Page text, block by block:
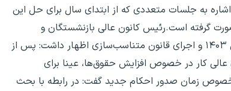
به جلسات متعددی که از ابتدای سال برای حل این
گرفته است.رئیس کانون عالی بازنشستگان و
مستمری‌بگیران تامین اجتماعی کشور، در خصوص آخرین وضعیت افزایش حقوق سال ۱۴۰۳ و اجرای قانون متناسب‌سازی اظهار داشت: پس از
کار در خصوص افزایش حقوق‌ها، عینا برای
خصوص زمان صدور احکام جدید گفت: در رابطه با بحث